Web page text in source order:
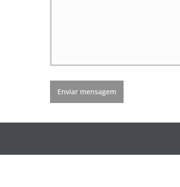
Enviar mensagem